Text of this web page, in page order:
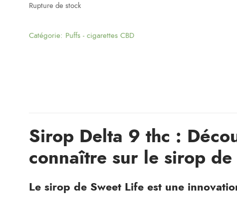
Rupture de stock
Catégorie: Puffs - cigarettes CBD
Sirop Delta 9 thc :
connaître sur le sirop de
Le sirop de Sweet Life est une